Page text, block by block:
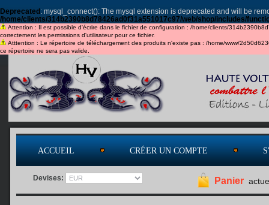
Deprecated : mysql_connect(): The mysql extension is deprecated and will be
/home/clients/314b2390b8d78426ad0f31a551017c97/web/shop/includes/
Attention : Il est possible d'écrire dans le fichier de configuration : /home/clients/
correctement les permissions d'utilisateur pour ce fichier.
Atttention : Le répertoire de téléchargement des produits n'existe pas : /home/www/
ce répertoire ne sera pas valide.
ACCUEIL CRÉER UN COMPTE
Devises: Panier